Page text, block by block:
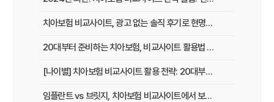
치아보험 비교사이트, 광고 없는 솔직 후기로 현명하게 선택하는 법
20대부터 준비하는 치아보험, 비교사이트 활용법 A to Z
[나이별] 치아보험 비교사이트 활용 전략: 20대부터 60대까지 맞춤 가이드
임플란트 vs 브릿지, 치아보험 비교사이트에서 보장 범위 꼼꼼하게 확인하는 꿀팁